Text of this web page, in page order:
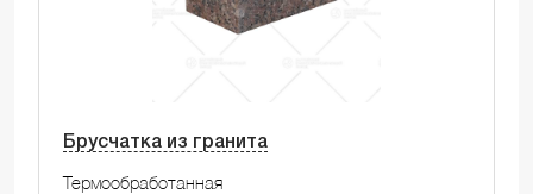
Брусчатка из гранита
Термообработанная